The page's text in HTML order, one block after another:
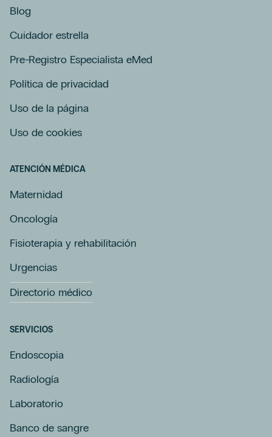
Blog
Cuidador estrella
Pre-Registro Especialista eMed
Política de privacidad
Uso de la página
Uso de cookies
ATENCIÓN MÉDICA
Maternidad
Oncología
Fisioterapia y rehabilitación
Urgencias
Directorio médico
SERVICIOS
Endoscopia
Radiología
Laboratorio
Banco de sangre